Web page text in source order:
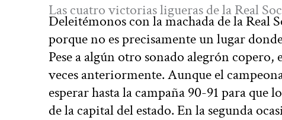
Las cuatro victorias ligueras de la Real
Deleitémonos con la machada de la Real
porque no es precisamente un lugar
Pese a algún otro sonado alegrón
veces anteriormente. Aunque el
esperar hasta la campaña 90-91 para
de la capital del estado. En la segunda